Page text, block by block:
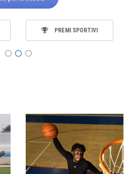
MATERIALE